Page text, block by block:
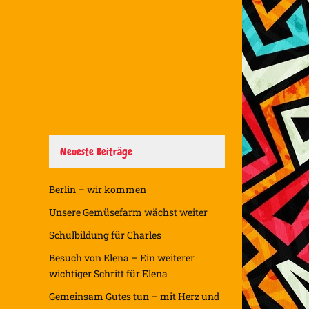
Neueste Beiträge
Berlin – wir kommen
Unsere Gemüsefarm wächst weiter
Schulbildung für Charles
Besuch von Elena – Ein weiterer
wichtiger Schritt für Elena
Gemeinsam Gutes tun – mit Herz und